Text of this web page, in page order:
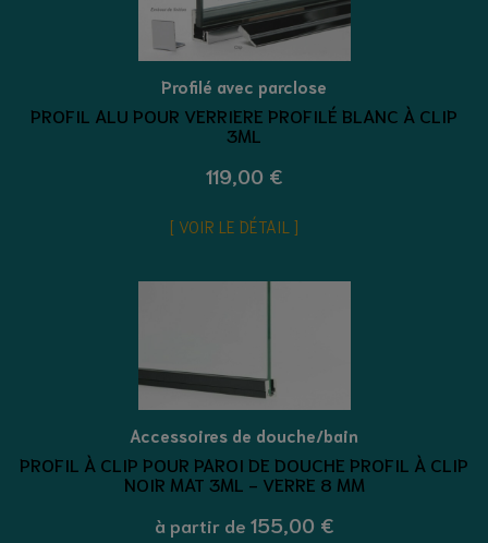
Profilé avec parclose
PROFIL ALU POUR VERRIERE PROFILÉ BLANC À CLIP
3ML
119,00 €
VOIR LE DÉTAIL
Accessoires de douche/bain
PROFIL À CLIP POUR PAROI DE DOUCHE PROFIL À CLIP
NOIR MAT 3ML - VERRE 8 MM
à partir de 155,00 €